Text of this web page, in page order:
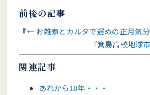
前後の記事
← お雑煮とカルタで遅めの正月気分
箕島高校地球
関連記事
あれから10年・・・